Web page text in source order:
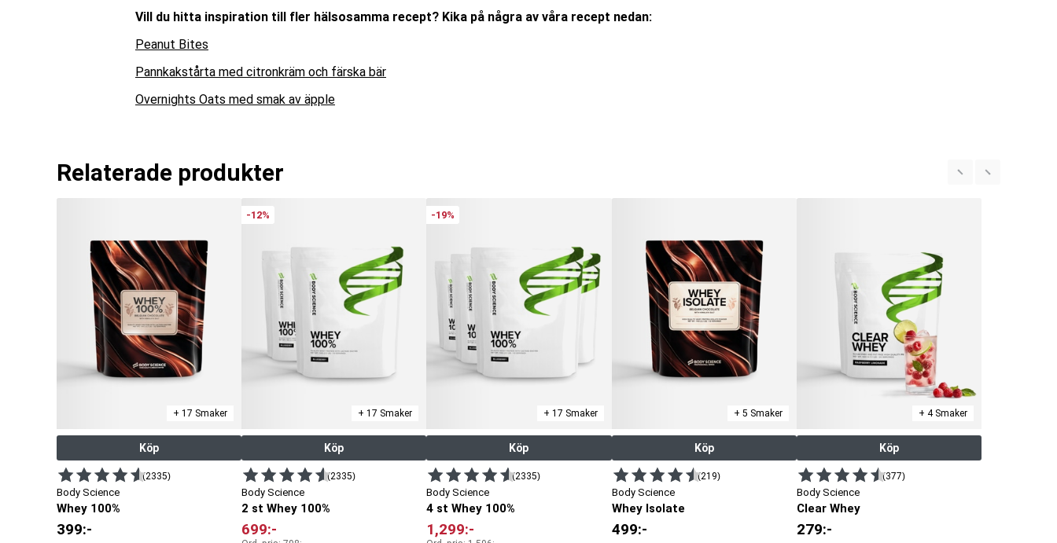
Vill du hitta inspiration till fler hälsosamma recept? Kika på några av våra recept nedan:
Peanut Bites
Pannkakstårta med citronkräm och färska bär
Overnights Oats med smak av äpple
Relaterade produkter
+ 17 Smaker
Köp
(2335)
Body Science
Whey 100%
399:-
-12%
+ 17 Smaker
Köp
(2335)
Body Science
2 st Whey 100%
699:-
-19%
+ 17 Smaker
Köp
(2335)
Body Science
4 st Whey 100%
1,299:-
+ 5 Smaker
Köp
(219)
Body Science
Whey Isolate
499:-
+ 4 Smaker
Köp
(377)
Body Science
Clear Whey
279:-